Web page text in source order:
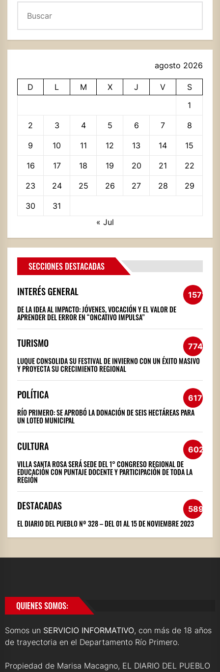
agosto 2026
D L M X J V
S
1
2 3 4 5 6 7 8
9 10 11 12 13 14 15
16 17 18 19 20 21 22
23 24 25 26 27 28 29
30
31
« Jul
SECCIONES DESTACADAS
INTERÉS GENERAL 1572
DE LA IDEA AL IMPACTO: JÓVENES, VOCACIÓN Y EL VALOR DE
APRENDER DEL ERROR EN “ONCATIVO IMPULSA”
TURISMO 774
LUQUE CONSOLIDA SU FESTIVAL DE INVIERNO CON UN ÉXITO MASIVO
Y PROYECTA SU CRECIMIENTO REGIONAL
POLÍTICA 617
RÍO PRIMERO: SE APROBÓ LA DONACIÓN DE SEIS HECTÁREAS PARA
UN LOTEO MUNICIPAL
CULTURA 602
VILLA SANTA ROSA SERÁ SEDE DEL 1° CONGRESO REGIONAL DE
EDUCACIÓN CON PUNTAJE DOCENTE Y PARTICIPACIÓN DE TODA LA
REGIÓN
DESTACADAS 589
EL DIARIO DEL PUEBLO Nº 328 – DEL 01 AL 15 DE NOVIEMBRE 2023
QUIENES SOMOS:
Somos un SERVICIO INFORMATIVO, con más de 18 años
de trayectoria en el Departamento Río Primero.
Propiedad de Marisa Macagno, EL DIARIO DEL PUEBLO